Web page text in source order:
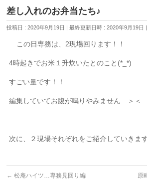
差し入れのお弁当たち♪
投稿日 : 2020年9月19日 最終更新日時 : 2020年9月19日
この日専務は、2現場回ります！！
4時起きでお米１升炊いたとのこと(*_*)
すごい量です！！
編集していてお腹が鳴りやみません ＞＜
次に、２現場それぞれをご紹介していきま
← 松庵ハイツ…専務見回り編 原